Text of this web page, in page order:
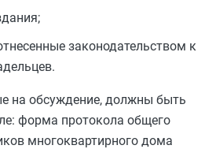
законодательством к
на обсуждение, должны быть
форма протокола общего
многоквартирного дома